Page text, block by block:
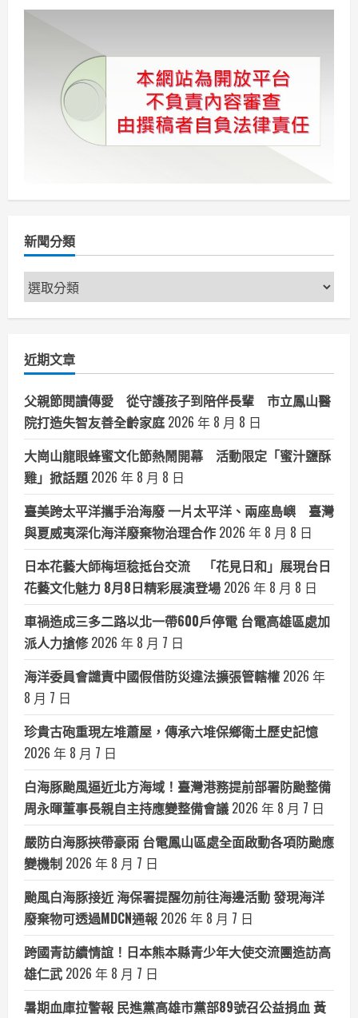
新聞分類
新
聞
近期文章
父親節閱讀傳愛 從守護孩子到陪伴長輩 市立鳳山醫
院打造失智友善全齡家庭 2026 年 8 月 8 日
大崗山龍眼蜂蜜文化節熱鬧開幕 活動限定「蜜汁鹽酥
雞」掀話題 2026 年 8 月 8 日
臺美跨太平洋攜手治海廢 一片太平洋、兩座島嶼 臺灣
與夏威夷深化海洋廢棄物治理合作 2026 年 8 月 8 日
日本花藝大師梅垣稔抵台交流 「花見日和」展現台日
花藝文化魅力 8月8日精彩展演登場 2026 年 8 月 8 日
車禍造成三多二路以北一帶600戶停電 台電高雄區處加
派人力搶修 2026 年 8 月 7 日
海洋委員會譴責中國假借防災違法擴張管轄權 2026 年
8 月 7 日
珍貴古砲重現左堆蕭屋，傳承六堆保鄉衛土歷史記憶
2026 年 8 月 7 日
白海豚颱風逼近北方海域！臺灣港務提前部署防颱整備
周永暉董事長親自主持應變整備會議 2026 年 8 月 7 日
嚴防白海豚挾帶豪雨 台電鳳山區處全面啟動各項防颱應
變機制 2026 年 8 月 7 日
颱風白海豚接近 海保署提醒勿前往海邊活動 發現海洋
廢棄物可透過MDCN通報 2026 年 8 月 7 日
跨國青訪續情誼！日本熊本縣青少年大使交流團造訪高
雄仁武 2026 年 8 月 7 日
暑期血庫拉警報 民進黨高雄市黨部89號召公益捐血 黃